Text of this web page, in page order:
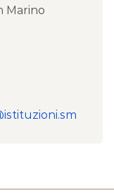
Marino